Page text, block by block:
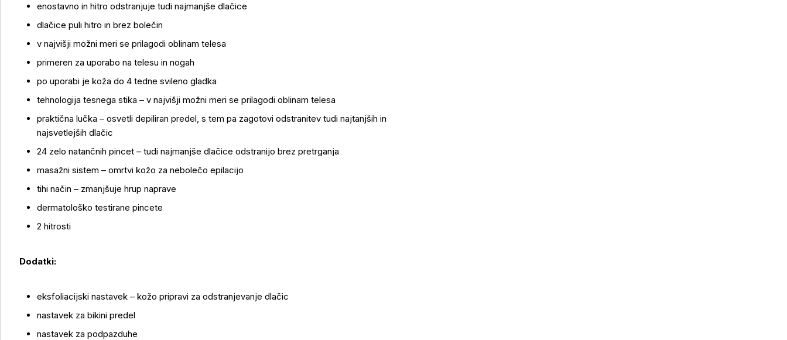
Več o izdelku
enostavno in hitro odstranjuje tudi najmanjše dlačice
dlačice puli hitro in brez bolečin
v najvišji možni meri se prilagodi oblinam telesa
primeren za uporabo na telesu in nogah
po uporabi je koža do 4 tedne svileno gladka
tehnologija tesnega stika – v najvišji možni meri se prilagodi oblinam telesa
praktična lučka – osvetli depiliran predel, s tem pa zagotovi odstranitev tudi najtanjših in
najsvetlejših dlačic
24 zelo natančnih pincet – tudi najmanjše dlačice odstranijo brez pretrganja
masažni sistem – omrtvi kožo za nebolečo epilacijo
tihi način – zmanjšuje hrup naprave
dermatološko testirane pincete
2 hitrosti
Dodatki:
eksfoliacijski nastavek – kožo pripravi za odstranjevanje dlačic
nastavek za bikini predel
nastavek za podpazduhe